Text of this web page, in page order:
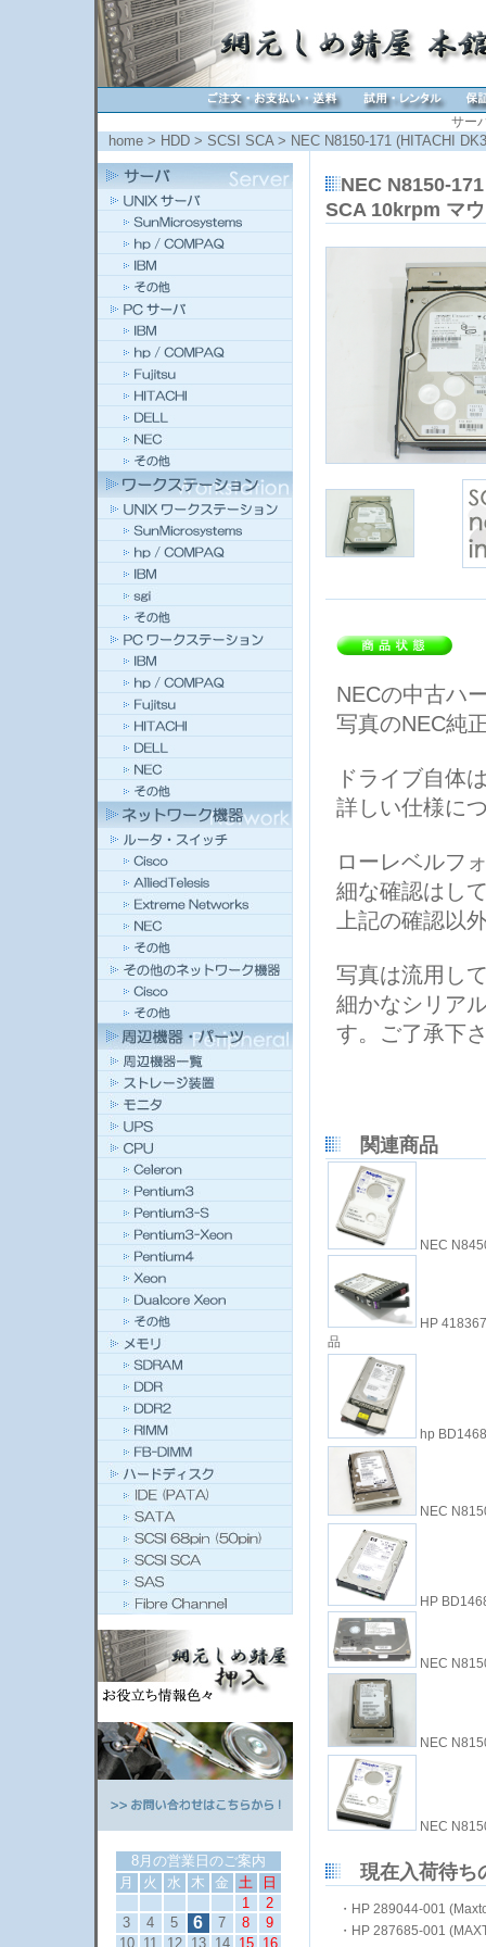
サー
home > HDD > SCSI SCA> NEC N8150-171 (HITACHI
8月の営業日のご案内
月
火 水 木 金 土
日
1
2
3
4 5 6 7 8
9
10
11 12 13 14 15 16
NEC N8150-
SCA 10krpm マ
NECの中古ハ
写真のNEC純
ドライブ自体
詳しい仕様に
ローレベルフ
細な確認はし
上記の確認以
写真は流用し
細かなシリア
す。ご了承下
関連商品
NEC
HP
品
hp
NEC
HP
NEC
NEC
NEC
現在入荷待ち
・ HP 289044-001
・ HP 287685-001